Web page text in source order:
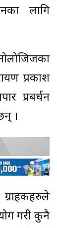
लागि
प्रकाश
प्रबर्धन
।
गरी कुनै